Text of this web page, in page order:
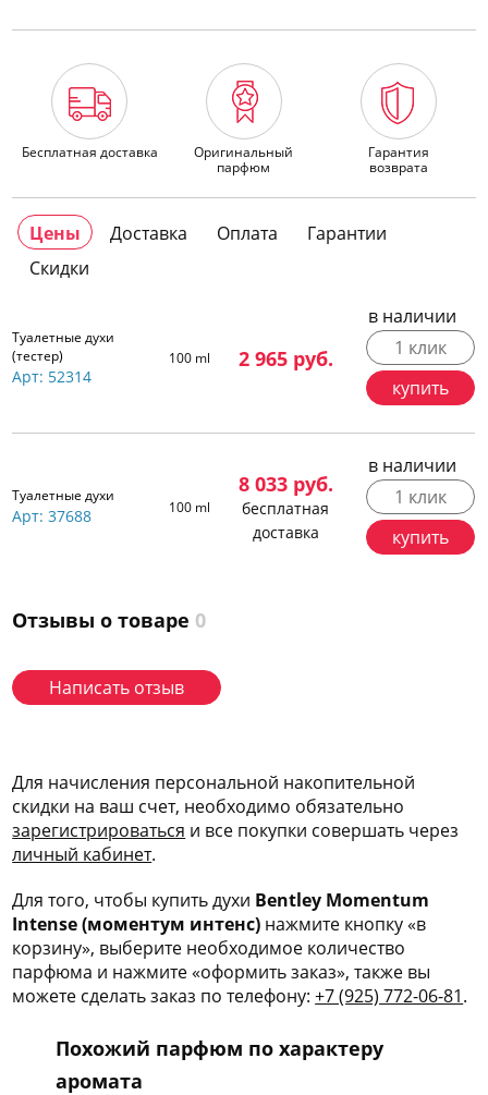
Бесплатная доставка
Оригинальный
парфюм
Гарантия
возврата
Цены Доставка Оплата
Гарантии
Скидки
Туалетные духи
(тестер)
Арт: 52314
100 ml 2 965руб.
в наличии
1 клик
купить
Туалетные духи
Арт: 37688 100 ml
8 033руб.
бесплатная
доставка
в наличии
1 клик
купить
Отзывы о товаре 0
Написать отзыв
Для начисления персональной накопительной
скидки на ваш счет, необходимо обязательно
зарегистрироваться и все покупки совершать через
личный кабинет.
Для того, чтобы купить духи Bentley Momentum
Intense (моментум интенс) нажмите кнопку «в
корзину», выберите необходимое количество
парфюма и нажмите «оформить заказ», также вы
можете сделать заказ по телефону:+7 (925) 772-06-81.
Похожий парфюм по характеру
аромата